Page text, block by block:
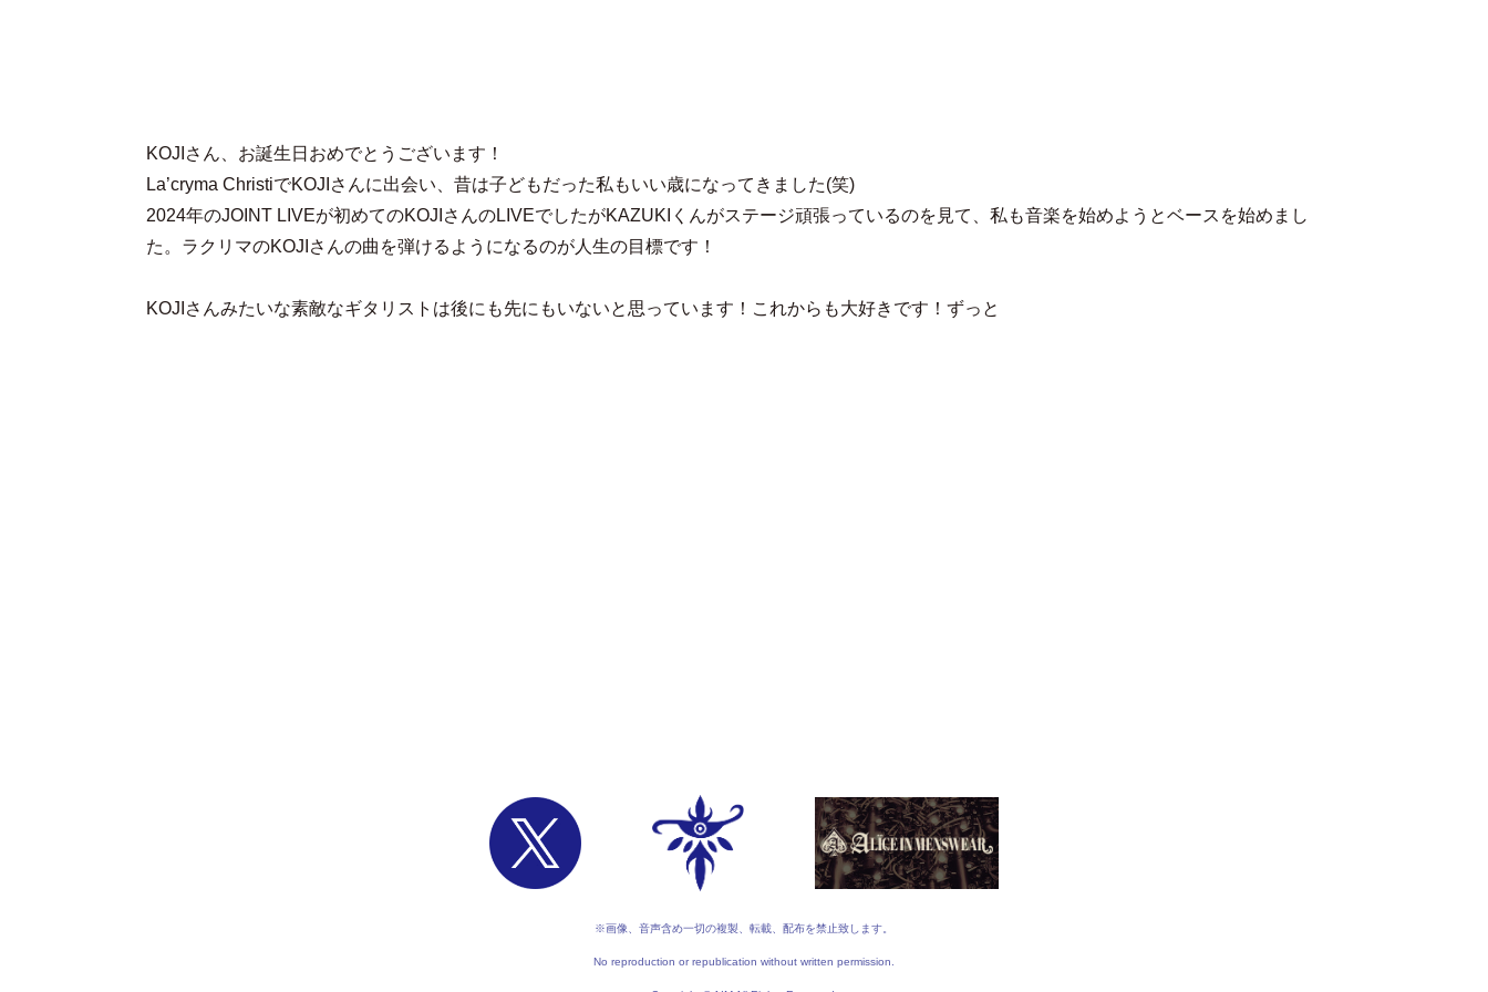
KOJIさん、お誕生日おめでとうございます！
La’cryma ChristiでKOJIさんに出会い、昔は子どもだった私もいい歳になってきました(笑)
2024年のJOINT LIVEが初めてのKOJIさんのLIVEでしたがKAZUKIくんがステージ頑張っているのを見て、私も音楽を始めようとベースを始めまし
た。ラクリマのKOJIさんの曲を弾けるようになるのが人生の目標です！
KOJIさんみたいな素敵なギタリストは後にも先にもいないと思っています！これからも大好きです！ずっと
※画像、音声含め一切の複製、転載、配布を禁止致します。
No reproduction or republication without written permission.